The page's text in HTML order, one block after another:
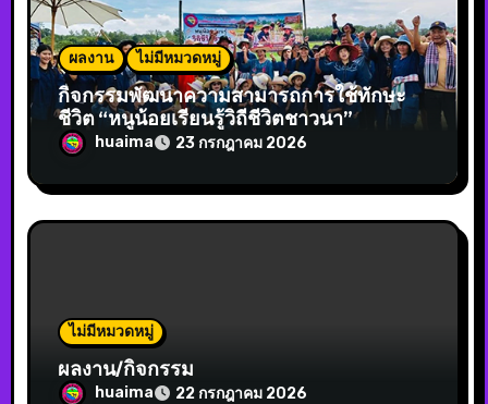
ผลงาน ไม่มีหมวดหมู่
กิจกรรมพัฒนาความสามารถการใช้ทักษะ
ชีวิต “หนูน้อยเรียนรู้วิถีชีวิตชาวนา”
huaima 23 กรกฎาคม 2026
ไม่มีหมวดหมู่
ผลงาน/กิจกรรม
huaima 22 กรกฎาคม 2026